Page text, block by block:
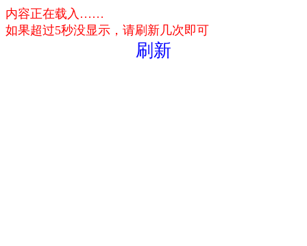
内容正在载入……
如果超过5秒没显示，请刷新几次即可
刷新